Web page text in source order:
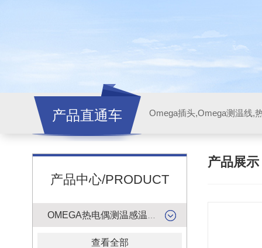
产品直通车
产品中心/PRODUCT
查看全部
产品展示